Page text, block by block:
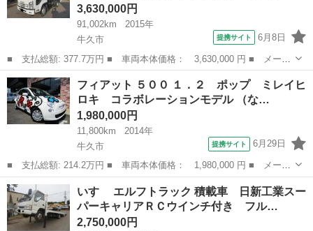
3,630,000円
91,002km
2015年
牛久市
提携サイト 6月8日
■ 支払総額: 377.7万円 ■ 車両本体価格： 3,630,000 円 ■ メーカ
ー名： いすゞ ■ 車種名： フォワード ■ グレード名： ダン
プ ワイヤ―新品極東ダンプ 極東製ダンプＤＤ０４－３５型コボレ
ーン付き・...
茨城 牛久市
フィアット ５００ １．２ ポップ ミレイヒ
ロキ コラボレーションモデル （な…
1,980,000円
11,800km
2014年
牛久市
提携サイト 6月29日
■ 支払総額: 214.2万円 ■ 車両本体価格： 1,980,000 円 ■ メーカ
ー名： フィアット ■ 車種名： ５００ ■ グレード名： １．
２ ポップ ミレイヒロキ コラボレーションモデル ■ 排気量：
1200...
茨城 牛久市 その他
いすゞ エルフトラック 積載車 日新工業スー
パーキャリアＲＣウインチ付き フル…
2,750,000円